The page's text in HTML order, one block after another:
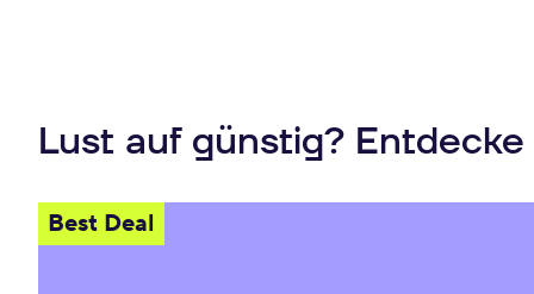
Lust auf günstig?
Best Deal